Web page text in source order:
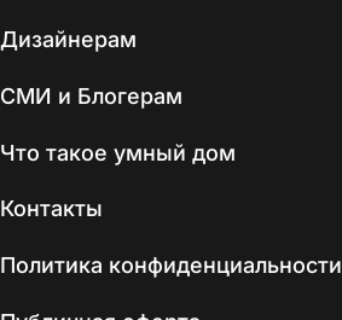
Дизайнерам
СМИ и Блогерам
Что такое умный дом
Контакты
Политика конфиденциальности